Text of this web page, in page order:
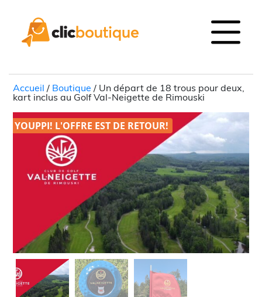
Accueil / Boutique / Un départ de 18 trous pour deux,
kart inclus au Golf Val-Neigette de Rimouski
YOUPPI! L'OFFRE EST DE RETOUR!